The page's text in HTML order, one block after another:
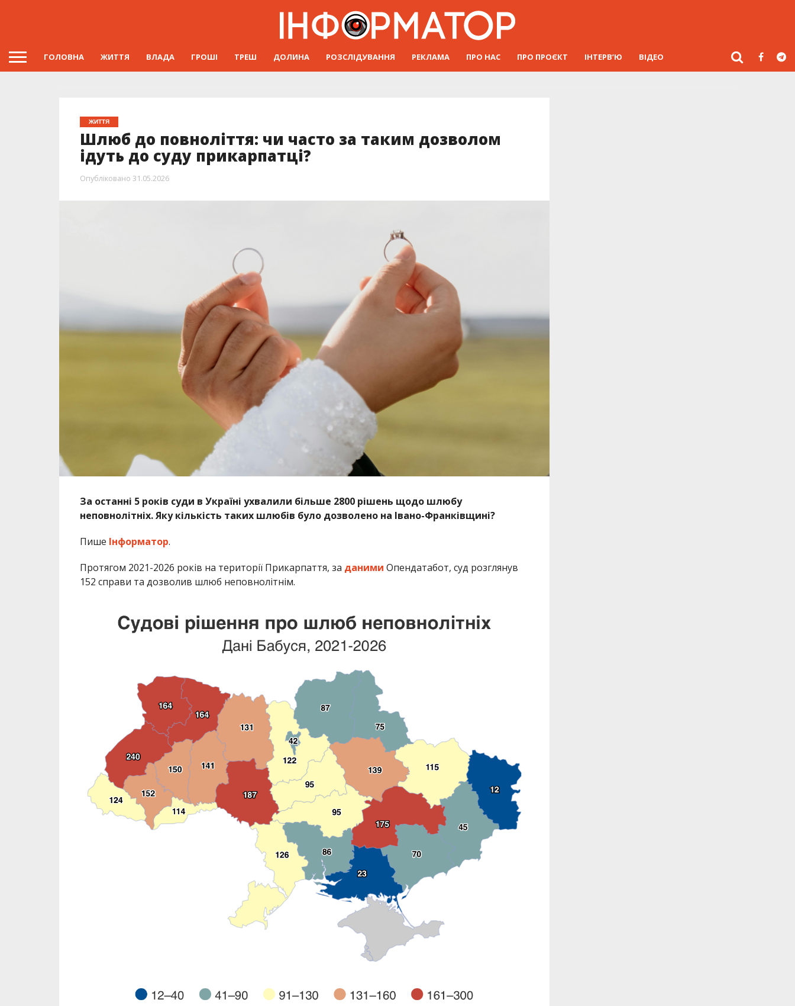
ГОЛОВНА ЖИТТЯ ВЛАДА ГРОШІ ТРЕШ ДОЛИНА РОЗСЛІДУВАННЯ РЕКЛАМА ПРО НАС ПРО ПРОЄКТ ІНТЕРВ’Ю ВІДЕО
ЖИТТЯ
Шлюб до повноліття: чи часто за таким дозволом
ідуть до суду прикарпатці?
Опубліковано 31.05.2026
За останні 5 років суди в Україні ухвалили більше 2800 рішень щодо шлюбу
неповнолітніх. Яку кількість таких шлюбів було дозволено на Івано-Франківщині?
Пише Інформатор.
Протягом 2021-2026 років на території Прикарпаття, за даними Опендатабот, суд розглянув
152 справи та дозволив шлюб неповнолітнім.